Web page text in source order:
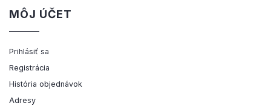
MÔJ ÚČET
Prihlásiť sa
Registrácia
História objednávok
Adresy